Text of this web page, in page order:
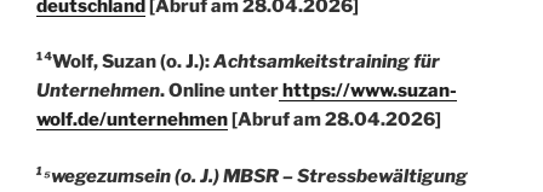
deutschland[Abruf am 28.04.2026]
¹⁴Wolf, Suzan (o. J.):Achtsamkeitstraining für
Unternehmen. Online unterhttps://www.suzan-
wolf.de/unternehmen[Abruf am 28.04.2026]
¹⁵wegezumsein (o. J.) MBSR – Stressbewältigung